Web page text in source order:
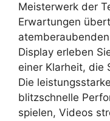
Meisterwerk der
Erwartungen
Display erleben
einer Klarheit, die
Die
blitzschnelle
spielen, Videos